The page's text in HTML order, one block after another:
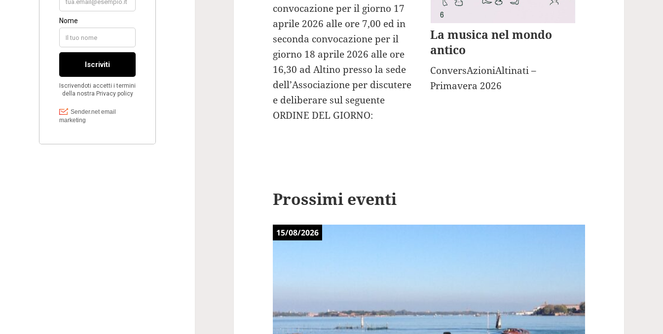
convocazione per il giorno 17
aprile 2026 alle ore 7,00 ed in
seconda convocazione per il
giorno 18 aprile 2026 alle ore
16,30 ad Altino presso la sede
dell’Associazione per discutere
e deliberare sul seguente
ORDINE DEL GIORNO:
La musica nel mondo
antico
ConversAzioniAltinati –
Primavera 2026
Prossimi eventi
15/08/2026